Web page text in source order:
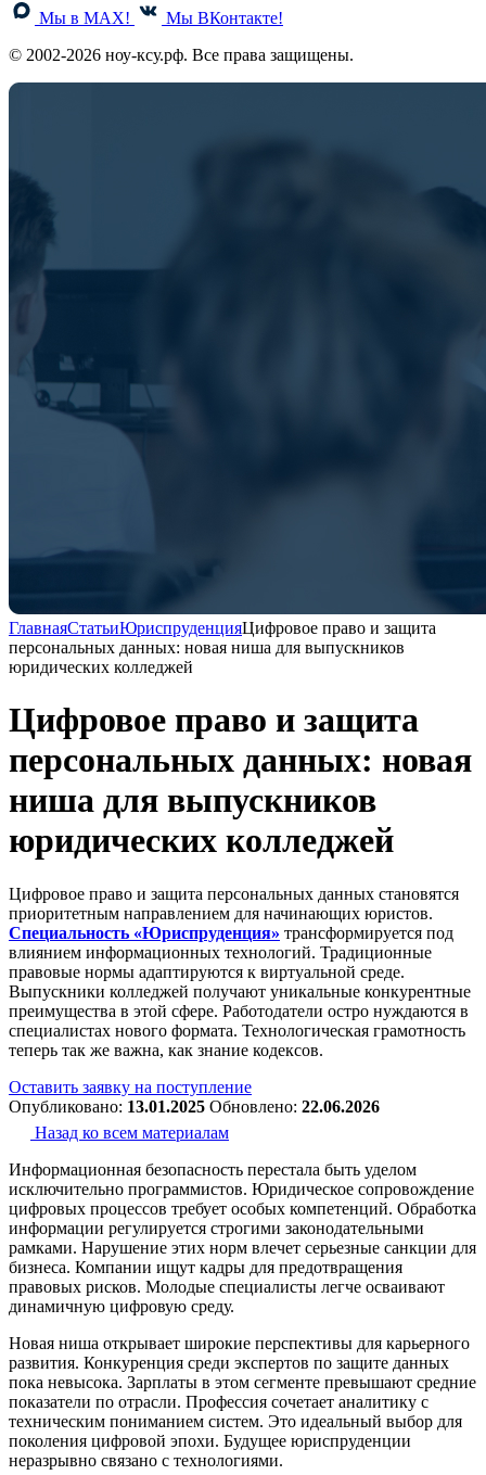
Мы в MAX!
Мы ВКонтакте!
© 2002-2026 ноу-ксу.рф. Все права защищены.
ГлавнаяСтатьиЮриспруденцияЦифровое право и защита
персональных данных: новая ниша для выпускников
юридических колледжей
Цифровое право и защита
персональных данных: новая
ниша для выпускников
юридических колледжей
Цифровое право и защита персональных данных становятся
приоритетным направлением для начинающих юристов.
Специальность «Юриспруденция» трансформируется под
влиянием информационных технологий. Традиционные
правовые нормы адаптируются к виртуальной среде.
Выпускники колледжей получают уникальные конкурентные
преимущества в этой сфере. Работодатели остро нуждаются в
специалистах нового формата. Технологическая грамотность
теперь так же важна, как знание кодексов.
Оставить заявку на поступление
Опубликовано: 13.01.2025 Обновлено: 22.06.2026
Назад ко всем материалам
Информационная безопасность перестала быть уделом
исключительно программистов. Юридическое сопровождение
цифровых процессов требует особых компетенций. Обработка
информации регулируется строгими законодательными
рамками. Нарушение этих норм влечет серьезные санкции для
бизнеса. Компании ищут кадры для предотвращения
правовых рисков. Молодые специалисты легче осваивают
динамичную цифровую среду.
Новая ниша открывает широкие перспективы для карьерного
развития. Конкуренция среди экспертов по защите данных
пока невысока. Зарплаты в этом сегменте превышают средние
показатели по отрасли. Профессия сочетает аналитику с
техническим пониманием систем. Это идеальный выбор для
поколения цифровой эпохи. Будущее юриспруденции
неразрывно связано с технологиями.